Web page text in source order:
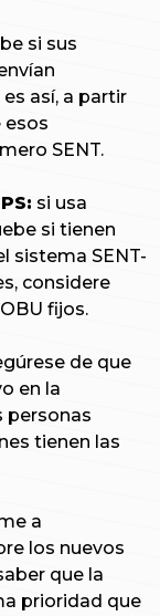
si sus
así, a partir
esos
SENT.
si usa
si tienen
sistema SENT-
considere
fijos.
de que
en la
personas
tienen las
a
los nuevos
que la
prioridad que